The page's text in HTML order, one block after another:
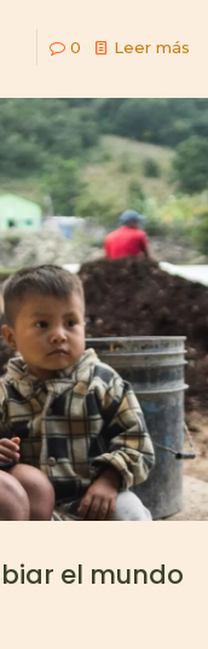
0 Leer más
el mundo